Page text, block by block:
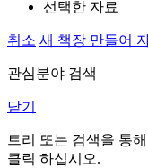
선택한 자료
취소 새 책장 만들어
관심분야 검색
닫기
트리 또는 검색을 통
클릭 하십시오.